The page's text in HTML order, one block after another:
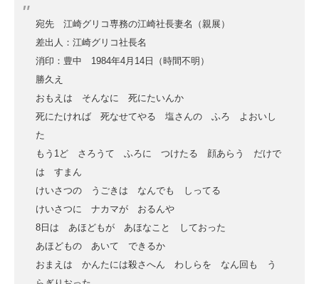
宛先 江崎グリコ専務の江崎社長妻名（親展）
差出人：江崎グリコ社長名
消印：豊中 1984年4月14日（時間不明）
勝久え
おもえは そんなに 死にたいんか
死にたければ 死なせてやる 塩さんの ふろ よおいし
た
もう1ど さろうて ふろに つけたる 顔あらう だけで
は すまん
けいさつの うごきは なんでも しってる
けいさつに ナカマが おるんや
8日は あほどもが あほなこと しておった
あほどもの あいて できるか
おまえは かんたには殺さへん わしらを なん回も う